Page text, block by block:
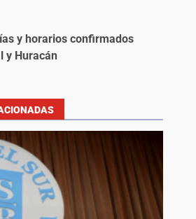
y horarios confirmados
y Huracán